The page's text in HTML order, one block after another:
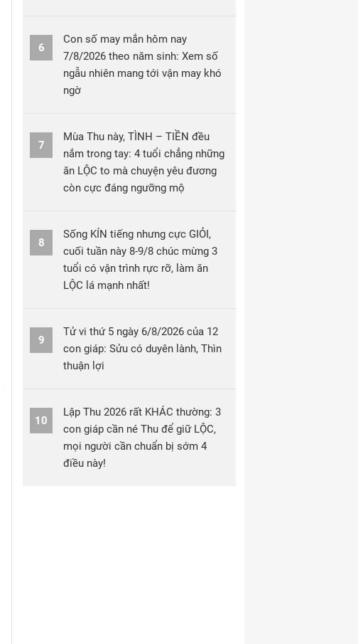
6
Con số may mắn hôm nay
7/8/2026 theo năm sinh: Xem số
ngẫu nhiên mang tới vận may khó
ngờ
7
Mùa Thu này, TÌNH – TIỀN đều
nắm trong tay: 4 tuổi chẳng những
ăn LỘC to mà chuyện yêu đương
còn cực đáng ngưỡng mộ
8
Sống KÍN tiếng nhưng cực GIỎI,
cuối tuần này 8-9/8 chúc mừng 3
tuổi có vận trình rực rỡ, làm ăn
LỘC lá mạnh nhất!
9
Tử vi thứ 5 ngày 6/8/2026 của 12
con giáp: Sửu có duyên lành, Thìn
thuận lợi
10
Lập Thu 2026 rất KHÁC thường: 3
con giáp cần né Thu để giữ LỘC,
mọi người cần chuẩn bị sớm 4
điều này!